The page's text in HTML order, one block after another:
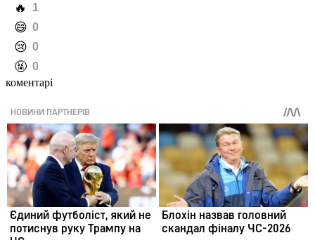
️🔥 1
️😄 0
️😢 0
️🤬 0
коментарі